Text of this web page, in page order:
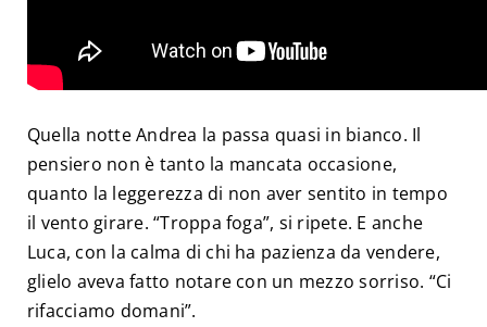
Quella notte Andrea la passa quasi in bianco. Il
pensiero non è tanto la mancata occasione,
quanto la leggerezza di non aver sentito in tempo
il vento girare. “Troppa foga”, si ripete. E anche
Luca, con la calma di chi ha pazienza da vendere,
glielo aveva fatto notare con un mezzo sorriso. “Ci
rifacciamo domani”.